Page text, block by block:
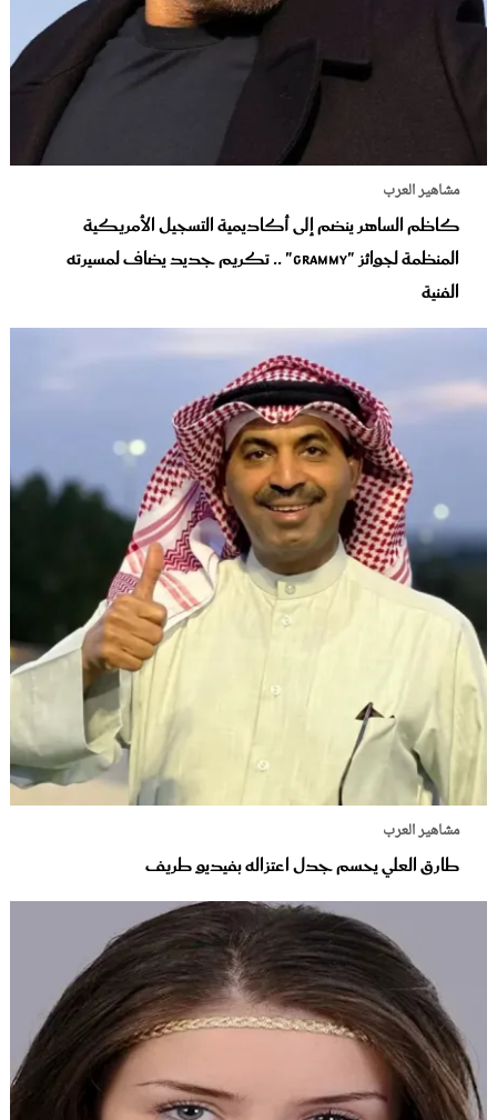
مشاهير العرب
كاظم الساهر ينضم إلى أكاديمية التسجيل الأمريكية
المنظمة لجوائز "Grammy" .. تكريم جديد يضاف لمسيرته
الفنية
مشاهير العرب
طارق العلي يحسم جدل اعتزاله بفيديو طريف